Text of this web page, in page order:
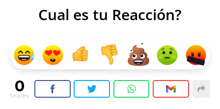
Cual es tu Reacción?
0
Shares